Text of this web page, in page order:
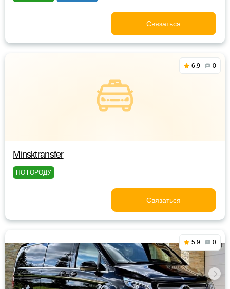
Связаться
6.9 0
Minsktransfer
ПО ГОРОДУ
Связаться
5.9 0